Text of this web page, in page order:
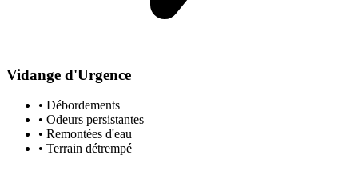
Vidange d'Urgence
• Débordements
• Odeurs persistantes
• Remontées d'eau
• Terrain détrempé